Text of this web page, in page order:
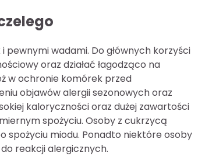
pewnymi wadami. Do głównych korzyści
oraz działać łagodząco na
w ochronie komórek przed
objawów alergii sezonowych oraz
kaloryczności oraz dużej zawartości
spożyciu. Osoby z cukrzycą
spożyciu miodu. Ponadto niektóre osoby
reakcji alergicznych.